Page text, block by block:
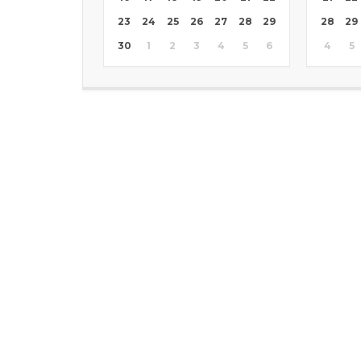
23
24 25 26 27 28
29
30
1 2 3 4 5 6
28
29
4
5